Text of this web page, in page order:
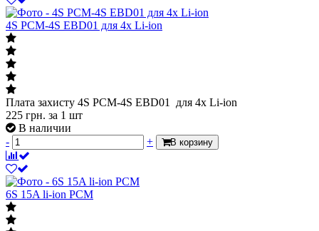
4S PCM-4S EBD01 для 4х Li-ion
Плата захисту 4S PCM-4S EBD01 для 4х Li-ion
225 грн. за 1 шт
В наличии
-
+ В корзину
6S 15A li-ion PCM